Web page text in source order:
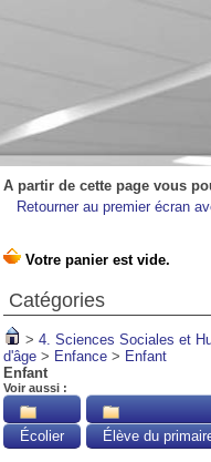
A partir de cette page vous
Retourner au premier écran
Catégories
> 4. Sciences Sociales et
d'âge > Enfance > Enfant
Enfant
Voir aussi :
Écolier Élève du